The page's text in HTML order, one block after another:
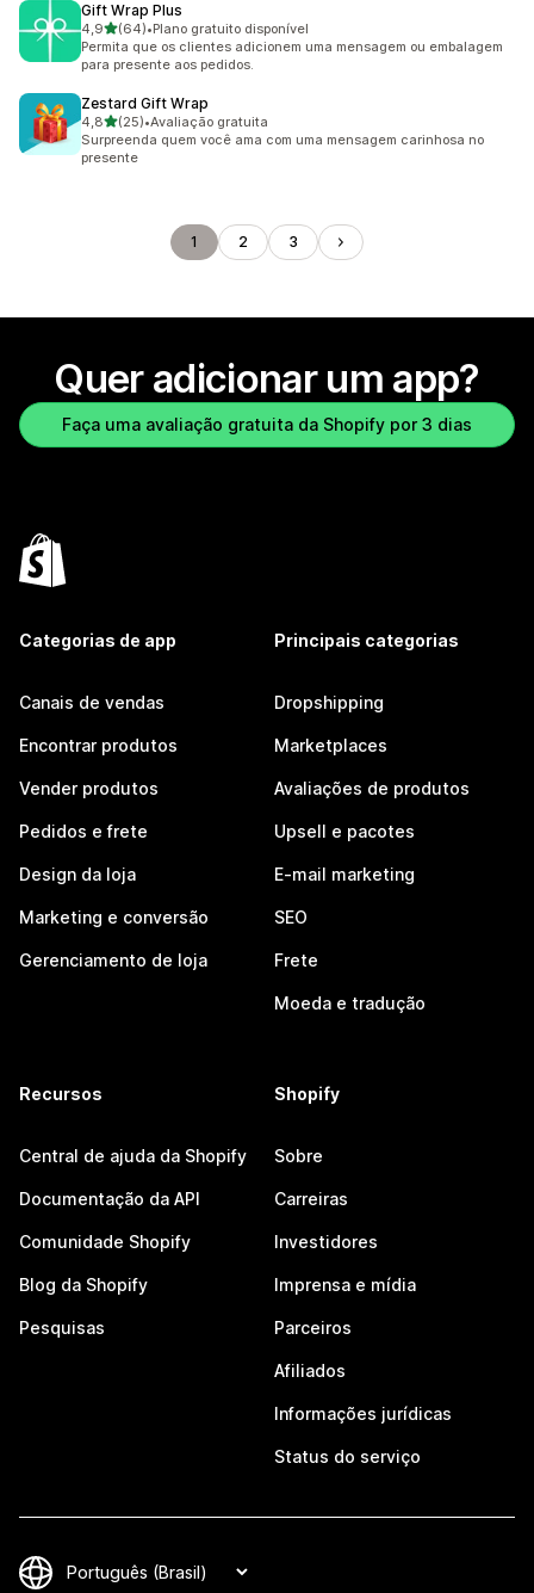
Gift Wrap Plus
4,9de 5 estrelas
(64)
64 avaliações ao todo
•Plano gratuito disponível
Permita que os clientes adicionem uma mensagem ou embalagem
para presente aos pedidos.
Zestard Gift Wrap
4,8de 5 estrelas
(25)
25 avaliações ao todo
•Avaliação gratuita
Surpreenda quem você ama com uma mensagem carinhosa no
presente
1 2 3
Quer adicionar um app?
Faça uma avaliação gratuita da Shopify por 3 dias
Categorias de app
Canais de vendas
Encontrar produtos
Vender produtos
Pedidos e frete
Design da loja
Marketing e conversão
Gerenciamento de loja
Principais categorias
Dropshipping
Marketplaces
Avaliações de produtos
Upsell e pacotes
E-mail marketing
SEO
Frete
Moeda e tradução
Recursos
Central de ajuda da Shopify
Documentação da API
Comunidade Shopify
Blog da Shopify
Pesquisas
Shopify
Sobre
Carreiras
Investidores
Imprensa e mídia
Parceiros
Afiliados
Informações jurídicas
Status do serviço